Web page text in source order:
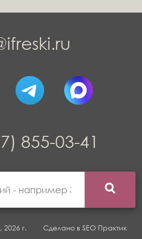
855-03-41
г. Сделано вSEO Практик